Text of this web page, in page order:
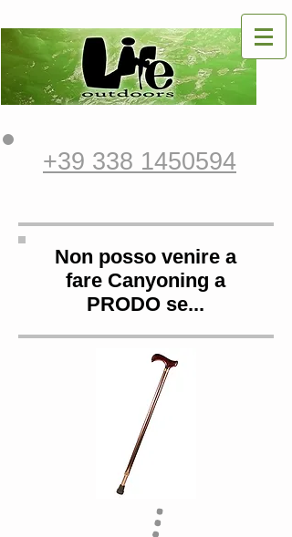
+39 338 1450594
Non posso venire a
fare Canyoning a
PRODO se...